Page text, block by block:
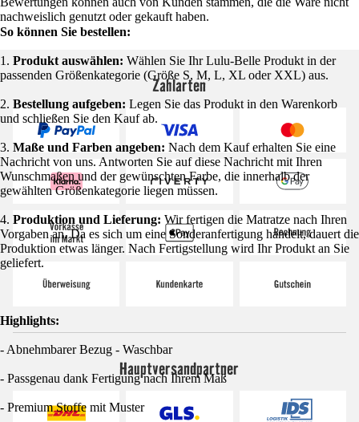
So können Sie bestellen:
1. Produkt auswählen: Wählen Sie Ihr Lulu-Belle Produkt in der
passenden Größenkategorie (Größe S, M, L, XL oder XXL) aus.
2. Bestellung aufgeben: Legen Sie das Produkt in den Warenkorb
und schließen Sie den Kauf ab.
3. Maße und Farben angeben: Nach dem Kauf erhalten Sie eine
Nachricht von uns. Antworten Sie auf diese Nachricht mit Ihren
Wunschmaßen und der gewünschten Farbe, die innerhalb der
gewählten Größenkategorie liegen müssen.
4. Produktion und Lieferung: Wir fertigen die Matratze nach Ihren
Vorgaben an. Da es sich um eine Sonderanfertigung handelt, dauert die
Produktion etwas länger. Nach Fertigstellung wird Ihr Produkt an Sie
geliefert.
Highlights:
- Abnehmbarer Bezug - Waschbar
- Passgenau dank Fertigung nach Ihrem Maß
- Premium Stoffe mit Muster
nachweislich genutzt oder gekauft haben.
Zahlarten
Hauptversandpartner